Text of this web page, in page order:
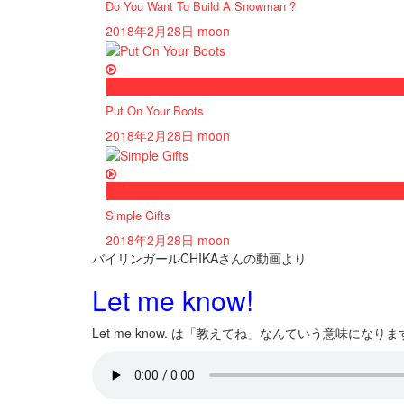
Do You Want To Build A Snowman ?
2018年2月28日 moon
Put On Your Boots
2018年2月28日 moon
Simple Gifts
2018年2月28日 moon
バイリンガールCHIKAさんの動画より
Let me know!
Let me know. は「教えてね」なんていう意味になりま